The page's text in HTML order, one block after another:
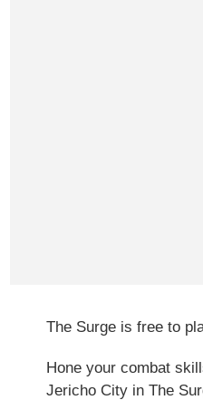
The Surge is free to
Hone your combat
Jericho City in The